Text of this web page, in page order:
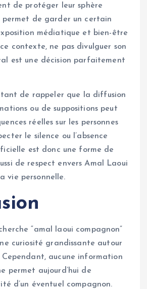
de protéger leur sphère
permet de garder un certain
médiatique et bien-être
contexte, ne pas divulguer son
est une décision parfaitement
de rappeler que la diffusion
ou de suppositions peut
réelles sur les personnes
le silence ou l’absence
est donc une forme de
de respect envers Amal Laoui
vie personnelle.
“amal laoui compagnon”
curiosité grandissante autour
Cependant, aucune information
permet aujourd’hui de
d’un éventuel compagnon.